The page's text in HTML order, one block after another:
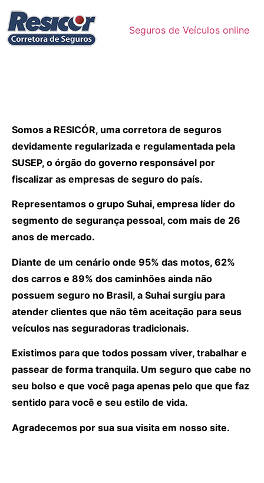
Seguros de Veículos online
Somos a RESICÓR, uma corretora de seguros
devidamente regularizada e regulamentada pela
SUSEP, o órgão do governo responsável por
fiscalizar as empresas de seguro do país.
Representamos o grupo Suhai, empresa líder do
segmento de segurança pessoal, com mais de 26
anos de mercado.
Diante de um cenário onde 95% das motos, 62%
dos carros e 89% dos caminhões ainda não
possuem seguro no Brasil, a Suhai surgiu para
atender clientes que não têm aceitação para seus
veículos nas seguradoras tradicionais.
Existimos para que todos possam viver, trabalhar e
passear de forma tranquila. Um seguro que cabe no
seu bolso e que você paga apenas pelo que que faz
sentido para você e seu estilo de vida.
Agradecemos por sua sua visita em nosso site.